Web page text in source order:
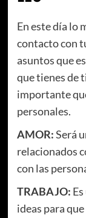
En este día lo
contacto con
asuntos que
que tienes de
importante
personales.
AMOR:Será
relacionados
con las
TRABAJO:
ideas para